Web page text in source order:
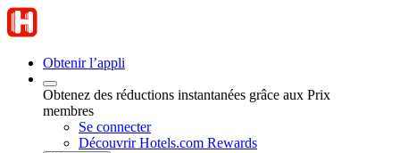
Obtenir l’appli
Obtenez des réductions instantanées grâce aux Prix
membres
Se connecter
Découvrir Hotels.com Rewards